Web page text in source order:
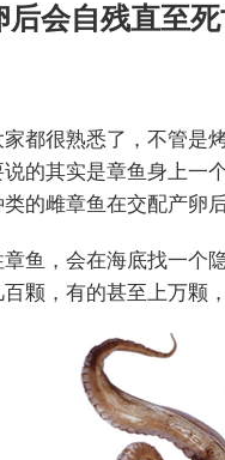
后会自残直至
都很熟悉了，不管是
的其实是章鱼身上一
的雌章鱼在交配产卵
鱼，会在海底找一个
颗，有的甚至上万颗